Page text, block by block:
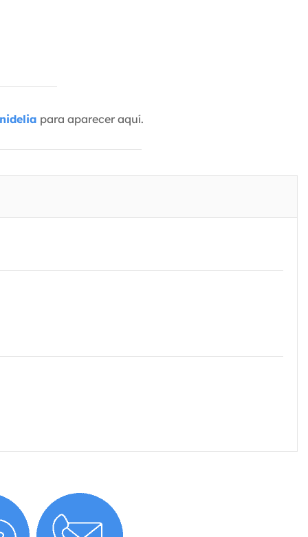
para aparecer aquí.